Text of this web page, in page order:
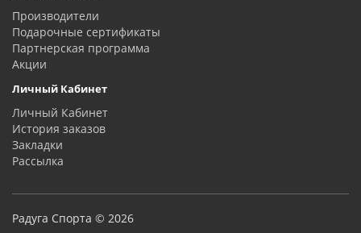
Производители
Подарочные сертификаты
Партнерская программа
Акции
Личный Кабинет
Личный Кабинет
История заказов
Закладки
Рассылка
Радуга Спорта © 2026